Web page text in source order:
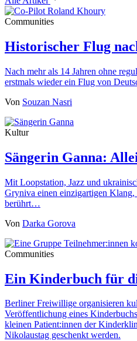
Communities
Historischer Flug
Nach mehr als 14 Jahren ohne
erstmals wieder ein Flug von
Von Souzan Nasri
Kultur
Sängerin Ganna:
Mit Loopstation, Jazz und
Gryniva einen einzigartigen
berührt…
Von Darka Gorova
Communities
Ein Kinderbuch für
Berliner Freiwillige organisieren
Veröffentlichung eines
kleinen Patient:innen der
Nikolaustag geschenkt werden.